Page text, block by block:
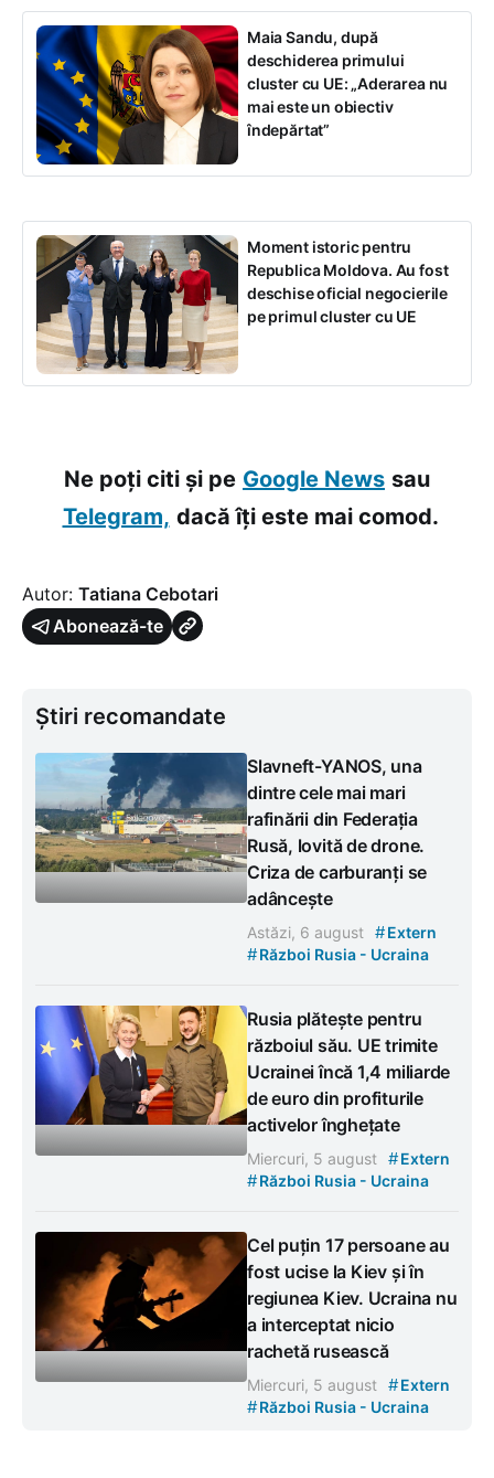
Maia Sandu, după
deschiderea primului
cluster cu UE: „Aderarea nu
mai este un obiectiv
îndepărtat”
Moment istoric pentru
Republica Moldova. Au fost
deschise oficial negocierile
pe primul cluster cu UE
Ne poți citi și pe Google News sau
Telegram, dacă îți este mai comod.
Autor: Tatiana Cebotari
Abonează-te
Știri recomandate
Slavneft-YANOS, una
dintre cele mai mari
rafinării din Federația
Rusă, lovită de drone.
Criza de carburanți se
adâncește
Astăzi, 6 august #Extern
#Război Rusia - Ucraina
Rusia plătește pentru
războiul său. UE trimite
Ucrainei încă 1,4 miliarde
de euro din profiturile
activelor înghețate
Miercuri, 5 august #Extern
#Război Rusia - Ucraina
Cel puțin 17 persoane au
fost ucise la Kiev și în
regiunea Kiev. Ucraina nu
a interceptat nicio
rachetă rusească
Miercuri, 5 august #Extern
#Război Rusia - Ucraina